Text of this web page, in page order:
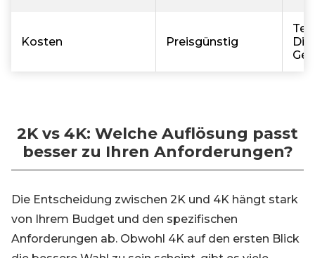
Kosten Preisgünstig
2K vs 4K: Welche Auflösung passt
besser zu Ihren Anforderungen?
Die Entscheidung zwischen 2K und 4K hängt stark
von Ihrem Budget und den spezifischen
Anforderungen ab. Obwohl 4K auf den ersten Blick